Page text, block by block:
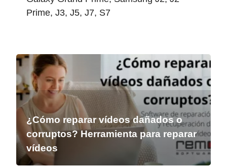
Prime, J3, J5, J7, S7
¿Cómo reparar vídeos dañados o
corruptos? Herramienta para reparar
vídeos